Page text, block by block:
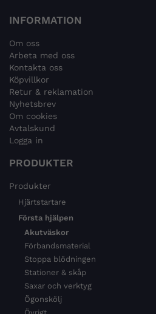
INFORMATION
Om oss
Arbeta med oss
Kontakta oss
Köpvillkor
Retur & reklamation
Nyhetsbrev
Om cookies
Avtalskund
Logga in
PRODUKTER
Produkter
Hjärtstartare
Första hjälpen
Akutväskor
Förbandsmaterial
Stoppa blödningen
Stationer & skåp
Saxar och verktyg
Ögonskölj